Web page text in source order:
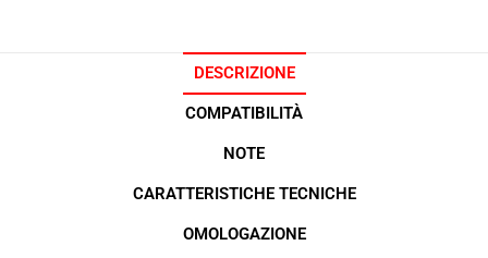
DESCRIZIONE
COMPATIBILITÀ
NOTE
CARATTERISTICHE TECNICHE
OMOLOGAZIONE